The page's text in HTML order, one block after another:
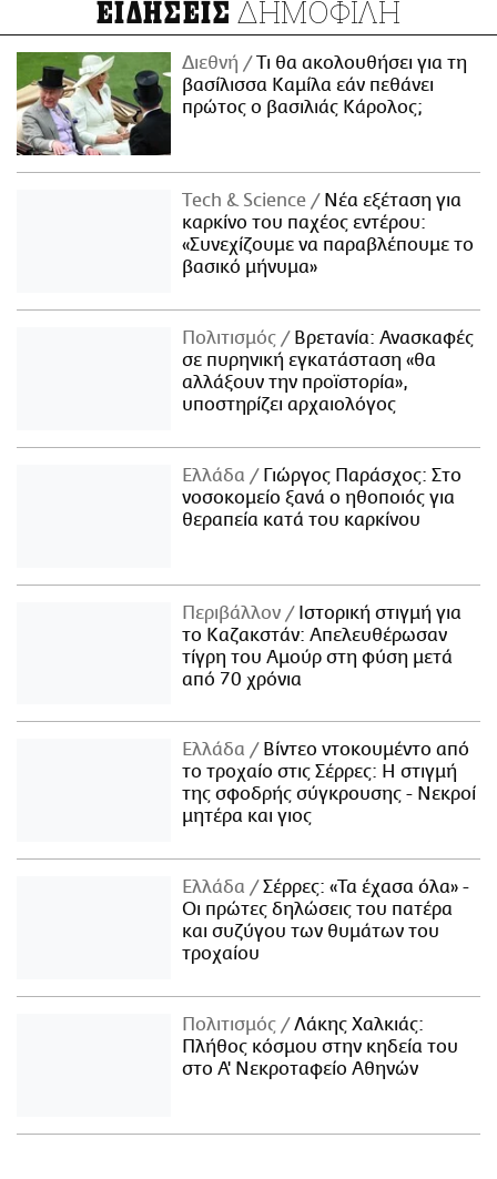
ΕΙΔΗΣΕΙΣ ΔΗΜΟΦΙΛΗ
Διεθνή
Τι θα ακολουθήσει για τη
βασίλισσα Καμίλα εάν πεθάνει
πρώτος ο βασιλιάς Κάρολος;
Τech & Science
Νέα εξέταση για
καρκίνο του παχέος εντέρου:
«Συνεχίζουμε να παραβλέπουμε το
βασικό μήνυμα»
Πολιτισμός
Βρετανία: Ανασκαφές
σε πυρηνική εγκατάσταση «θα
αλλάξουν την προϊστορία»,
υποστηρίζει αρχαιολόγος
Ελλάδα
Γιώργος Παράσχος: Στο
νοσοκομείο ξανά ο ηθοποιός για
θεραπεία κατά του καρκίνου
Περιβάλλον
Ιστορική στιγμή για
το Καζακστάν: Απελευθέρωσαν
τίγρη του Αμούρ στη φύση μετά
από 70 χρόνια
Ελλάδα
Βίντεο ντοκουμέντο από
το τροχαίο στις Σέρρες: Η στιγμή
της σφοδρής σύγκρουσης - Νεκροί
μητέρα και γιος
Ελλάδα
Σέρρες: «Τα έχασα όλα» -
Οι πρώτες δηλώσεις του πατέρα
και συζύγου των θυμάτων του
τροχαίου
Πολιτισμός
Λάκης Χαλκιάς:
Πλήθος κόσμου στην κηδεία του
στο Α' Νεκροταφείο Αθηνών